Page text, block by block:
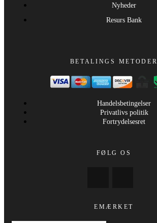
Nyheder
Resurs Bank
BETALINGS METODER
Handelsbetingelser
Privatlivs politik
Fortrydelsesret
FØLG OS
EMÆRKET